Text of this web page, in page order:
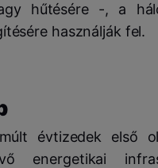
hűtésére -, a
használják fel.
évtizedek első
energetikai